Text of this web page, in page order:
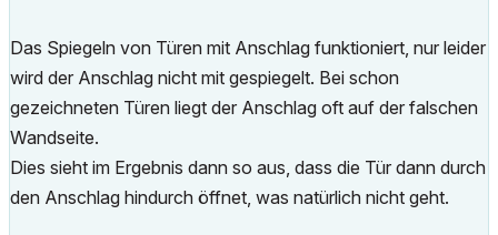
Das Spiegeln von Türen mit Anschlag funktioniert, nur leider
wird der Anschlag nicht mit gespiegelt. Bei schon
gezeichneten Türen liegt der Anschlag oft auf der falschen
Wandseite.
Dies sieht im Ergebnis dann so aus, dass die Tür dann durch
den Anschlag hindurch öffnet, was natürlich nicht geht.